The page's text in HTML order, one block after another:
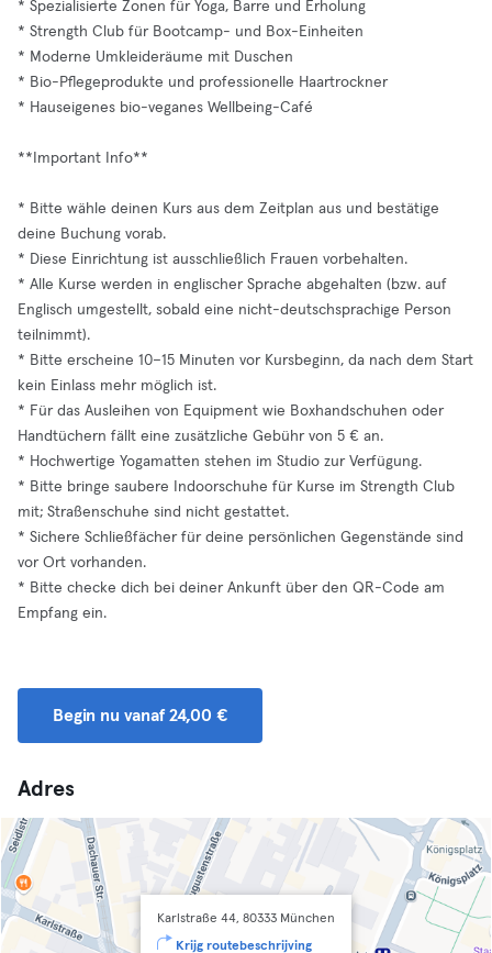
* Spezialisierte Zonen für Yoga, Barre und Erholung
* Strength Club für Bootcamp- und Box-Einheiten
* Moderne Umkleideräume mit Duschen
* Bio-Pflegeprodukte und professionelle Haartrockner
* Hauseigenes bio-veganes Wellbeing-Café
**Important Info**
* Bitte wähle deinen Kurs aus dem Zeitplan aus und bestätige
deine Buchung vorab.
* Diese Einrichtung ist ausschließlich Frauen vorbehalten.
* Alle Kurse werden in englischer Sprache abgehalten (bzw. auf
Englisch umgestellt, sobald eine nicht-deutschsprachige Person
teilnimmt).
* Bitte erscheine 10–15 Minuten vor Kursbeginn, da nach dem Start
kein Einlass mehr möglich ist.
* Für das Ausleihen von Equipment wie Boxhandschuhen oder
Handtüchern fällt eine zusätzliche Gebühr von 5 € an.
* Hochwertige Yogamatten stehen im Studio zur Verfügung.
* Bitte bringe saubere Indoorschuhe für Kurse im Strength Club
mit; Straßenschuhe sind nicht gestattet.
* Sichere Schließfächer für deine persönlichen Gegenstände sind
vor Ort vorhanden.
* Bitte checke dich bei deiner Ankunft über den QR-Code am
Empfang ein.
Begin nu vanaf 24,00 €
Adres
Karlstraße 44, 80333 München
Krijg routebeschrijving